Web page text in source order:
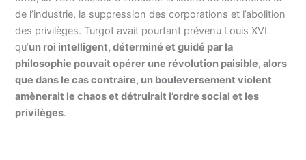
de l’industrie, la suppression des corporations et l’abolition
des privilèges. Turgot avait pourtant prévenu Louis XVI
qu’un roi intelligent, déterminé et guidé par la
philosophie pouvait opérer une révolution paisible, alors
que dans le cas contraire, un bouleversement violent
amènerait le chaos et détruirait l’ordre social et les
privilèges.